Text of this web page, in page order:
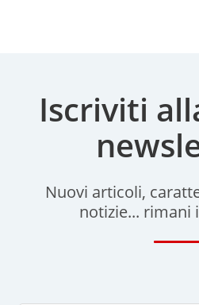
Iscriviti
Nuovi articoli,
notizie... rimani